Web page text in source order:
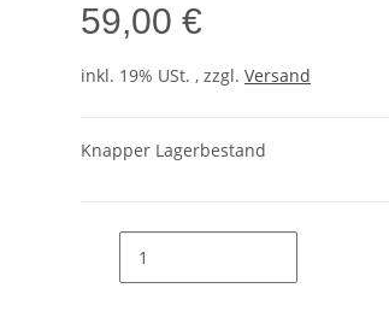
59,00 €
inkl. 19% USt. , zzgl. Versand
Knapper Lagerbestand